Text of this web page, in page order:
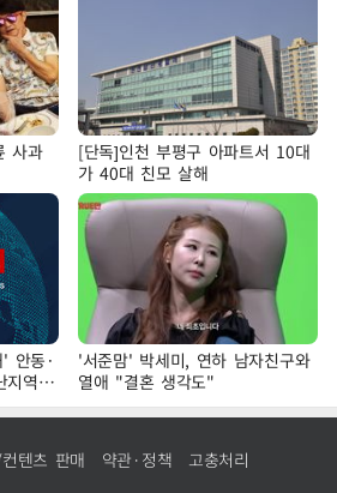
사과
[단독]인천 부평구 아파트서 10대
가 40대 친모 살해
안동·
지역
'서준맘' 박세미, 연하 남자친구와
열애 "결혼 생각도"
텐츠 판매 약관·정책 고충처리